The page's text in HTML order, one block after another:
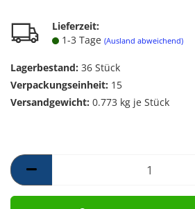
Lieferzeit:
1-3 Tage (Ausland abweichend)
Lagerbestand: 36 Stück
Verpackungseinheit: 15
Versandgewicht: 0.773 kg je Stück